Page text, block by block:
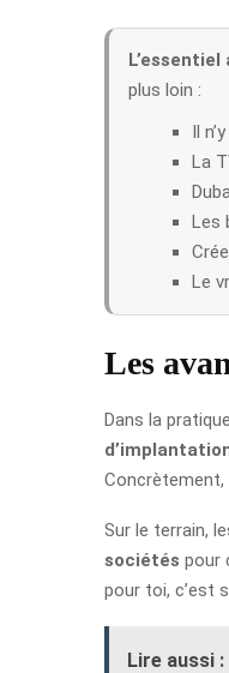
plus loin :
Il
La
Les
Le
Les
Dans la
Concrètement,
Sur le terrain,
sociétés pour
pour toi, c’est
Lire aussi :